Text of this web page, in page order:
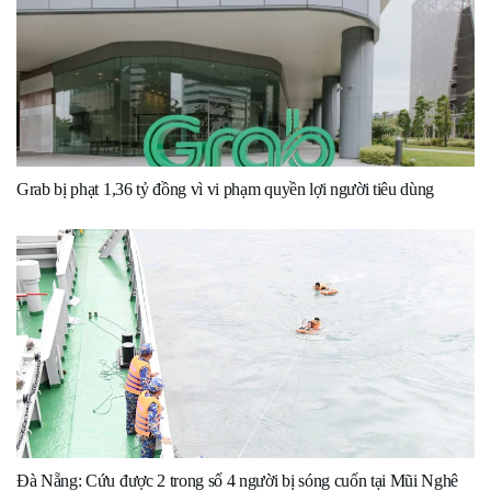
Grab bị phạt 1,36 tỷ đồng vì vi phạm quyền lợi người tiêu dùng
Đà Nẵng: Cứu được 2 trong số 4 người bị sóng cuốn tại Mũi Nghê